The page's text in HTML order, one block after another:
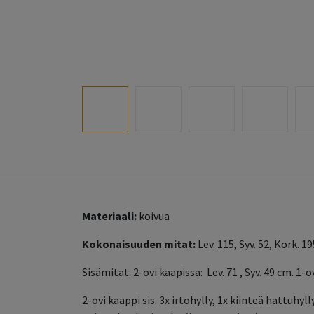
Materiaali: koivua
Kokonaisuuden mitat: Lev. 115, Syv. 52, Kork.
Sisämitat: 2-ovi kaapissa: Lev. 71 , Syv. 49 cm. 1-
2-ovi kaappi sis. 3x irtohylly, 1x kiinteä